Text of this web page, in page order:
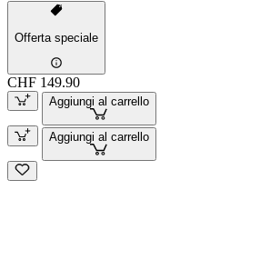
Offerta speciale
CHF 149.90
Aggiungi al carrello
Aggiungi al carrello